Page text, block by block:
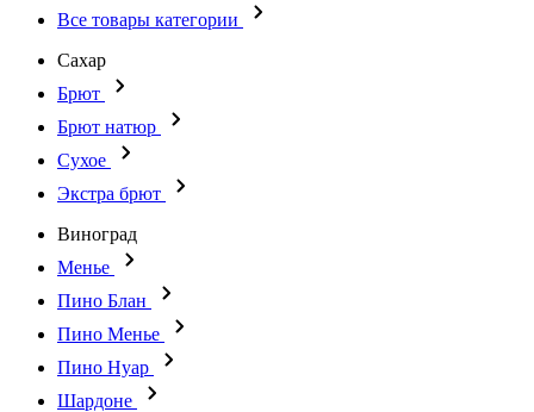
Все товары категории
Сахар
Брют
Брют натюр
Сухое
Экстра брют
Виноград
Менье
Пино Блан
Пино Менье
Пино Нуар
Шардоне